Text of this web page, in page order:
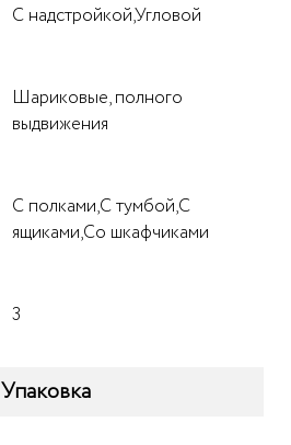
С надстройкой,Угловой
Шариковые, полного
выдвижения
С полками,С тумбой,С
ящиками,Со шкафчиками
3
Упаковка